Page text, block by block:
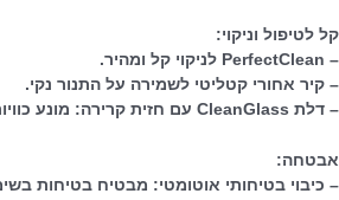
קל לטיפול וניקוי:
– PerfectClean לניקוי קל ומהיר.
– קיר אחורי קטליטי לשמירה על התנור נקי.
– דלת CleanGlass עם חזית קרירה: מונע כוויות ומאפשר תחזוקה קלה.
אבטחה:
– כיבוי בטיחותי אוטומטי: מבטיח בטיחות